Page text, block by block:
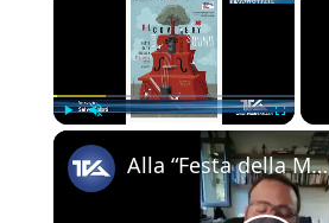
Fullscreen
Alla “Festa della Musica” protagonista anche il musicista di origini adranite Riccardo Tomasello